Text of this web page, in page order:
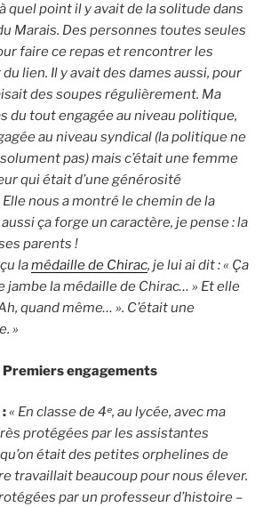
quel point il y avait de la solitude dans
Marais. Des personnes toutes seules
faire ce repas et rencontrer les
lien. Il y avait des dames aussi, pour
des soupes régulièrement. Ma
du tout engagée au niveau politique,
au niveau syndical (la politique ne
pas) mais c’était une femme
qui était d’une générosité
Elle nous a montré le chemin de la
ça forge un caractère, je pense : la
parents !
lamédaille de Chirac, je lui ai dit : « Ça
jambe la médaille de Chirac… » Et elle
quand même… ». C’était une
»
Premiers engagements
« En classe de 4ᵉ, au lycée, avec ma
protégées par les assistantes
était des petites orphelines de
travaillait beaucoup pour nous élever.
par un professeur d’histoire –